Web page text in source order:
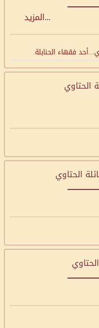
...المزيد
فقهاء الحنابلة.
الحتاوي
الحتاوي